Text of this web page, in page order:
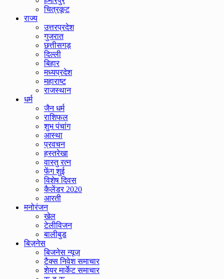
चित्रकूट
राज्य
उत्तरप्रदेश
गुजरात
छत्तीसगड़
दिल्ली
बिहार
मध्यप्रदेश
महाराष्ट
राजस्थान
धर्म
जैन धर्म
राशिफल
शुभ पंचांग
आस्था
प्रवचन
हस्तरेखा
वास्तु रत्न
फेंग शुई
विशेष दिवस
कैलेंडर 2020
आरती
मनोरंजन
खेल
टेलीविजन
बालीबुड
बिज़नेस
बिजनेस न्यूज़
टैक्स निवेश समाचार
शेयर मार्केट समाचार